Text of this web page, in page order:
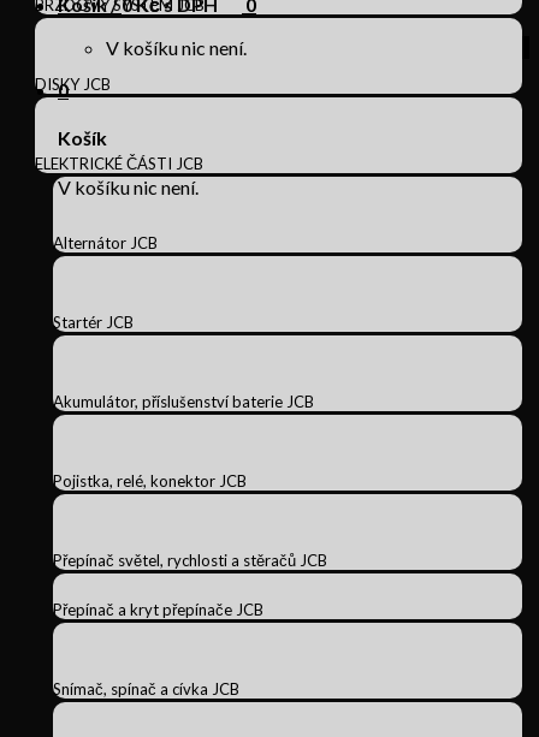
V košíku nic není.
0
Košík
V košíku nic není.
BRZDOVÝ SYSTÉM JCB
DISKY JCB
ELEKTRICKÉ ČÁSTI JCB
Alternátor JCB
Startér JCB
Akumulátor, příslušenství baterie JCB
Pojistka, relé, konektor JCB
Přepínač světel, rychlosti a stěračů JCB
Přepínač a kryt přepínače JCB
Snímač, spínač a cívka JCB